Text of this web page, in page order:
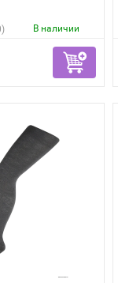
В наличии